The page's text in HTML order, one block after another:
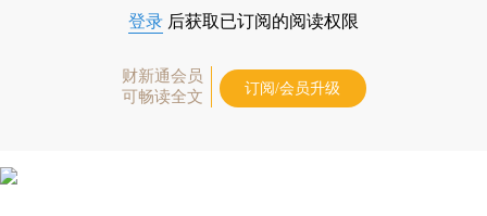
登录 后获取已订阅的阅读权限
财新通会员
可畅读全文
订阅/会员升级